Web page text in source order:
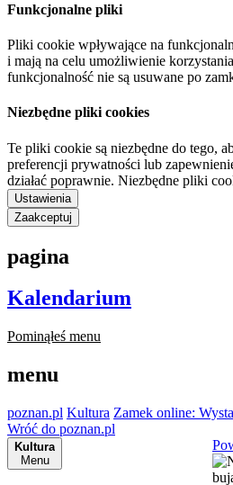
Funkcjonalne pliki
Pliki cookie wpływające na
i mają na celu umożliwienie
funkcjonalność nie są usuwane po
Niezbędne pliki cookies
Te pliki cookie są niezbędne do tego,
preferencji prywatności lub
działać poprawnie. Niezbędne pliki
Ustawienia
Zaakceptuj
pagina
Kalendarium
Pominąłeś menu
menu
poznan.pl Kultura Zamek online:
Wróć do poznan.pl
Kultura
Menu